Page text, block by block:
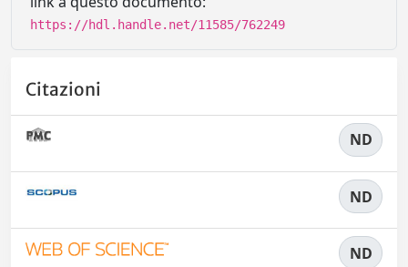
https://hdl.handle.net/11585/762249
Citazioni
ND
ND
ND